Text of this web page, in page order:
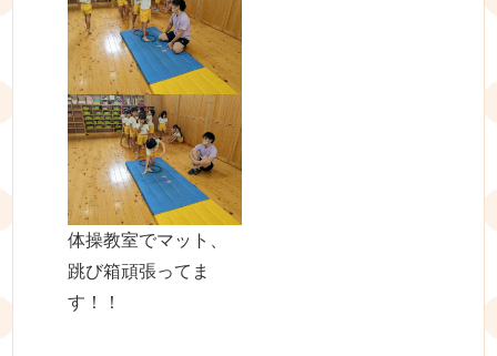
体操教室でマット、
跳び箱頑張ってま
す！！